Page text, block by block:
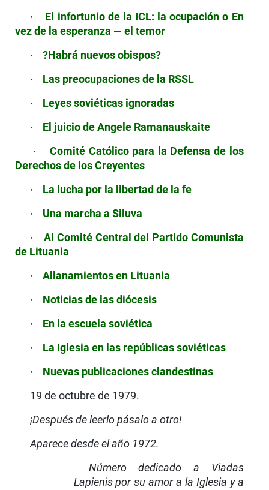
·
El infortunio de la ICL: la ocupación o En
vez de la esperanza — el temor
·
?Habrá nuevos obispos?
·
Las preocupaciones de la RSSL
·
Leyes soviéticas ignoradas
·
El juicio de Angele Ramanauskaite
·
Comité Católico para la Defensa de los
Derechos de los Creyentes
·
La lucha por la libertad de la fe
·
Una marcha a Siluva
·
Al Comité Central del Partido Comunista
de Lituania
·
Allanamientos en Lituania
·
Noticias de las diócesis
·
En la escuela soviética
·
La Iglesia en las repúblicas soviéticas
·
Nuevas publicaciones clandestinas
19 de octubre de 1979.
¡Después de leerlo pásalo a otro!
Aparece desde el año 1972.
Número dedicado a Viadas
Lapienis por su amor a la Iglesia y a